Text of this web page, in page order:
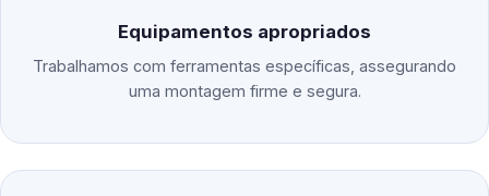
Equipamentos apropriados
Trabalhamos com ferramentas específicas, assegurando
uma montagem firme e segura.